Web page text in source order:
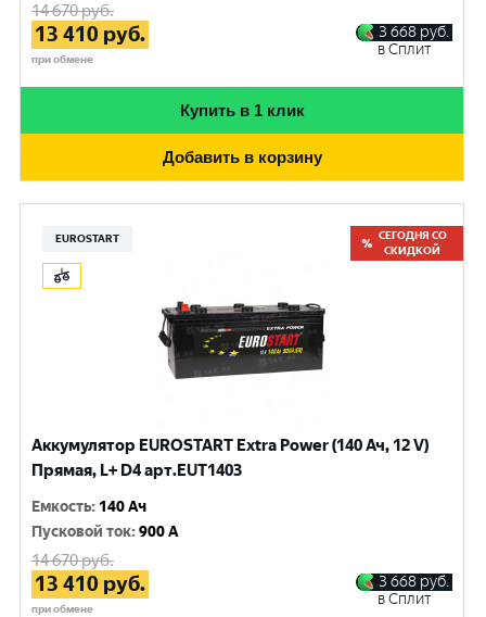
14 670руб.
13 410 руб.
при обмене
3 668 руб.
в Сплит
Купить в 1 клик
Добавить в корзину
EUROSTART
СЕГОДНЯ СО
СКИДКОЙ
Аккумулятор EUROSTART Extra Power (140 Ач, 12 V)
Прямая, L+ D4 арт.EUT1403
Емкость: 140 Ач
Пусковой ток:900 A
14 670руб.
13 410 руб.
при обмене
3 668 руб.
в Сплит